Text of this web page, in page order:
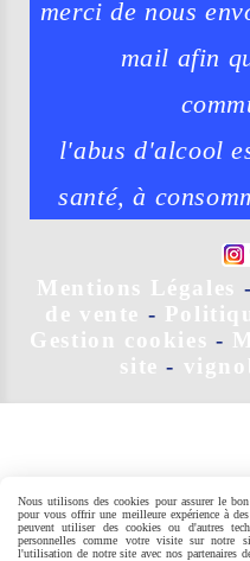
merci de nous
mail afin
l'abus d'alcool
santé, à
Mentions Légales
de vente
Gestion cookies
site
Nous utilisons des cookies pour assurer le
pour vous offrir une meilleure expérience à
peuvent utiliser des cookies ou d'autres
personnelles comme votre visite sur notre
l'utilisation de notre site avec nos partenaires